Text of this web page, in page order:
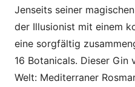
Jenseits seiner
der Illusionist mit einem
eine sorgfältig
16 Botanicals. Dieser Gin
Welt: Mediterraner